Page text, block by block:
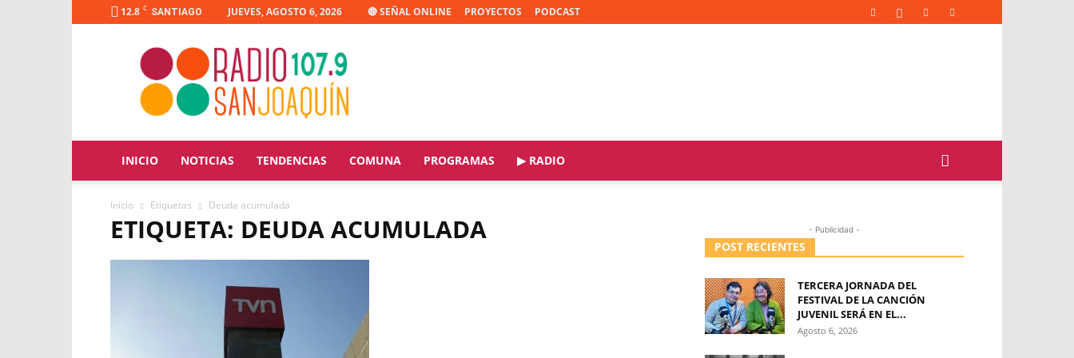
12.8 C SANTIAGO JUEVES, AGOSTO 6, 2026 🔴 SEÑAL ONLINE PROYECTOS PODCAST
Radio
Joaquín
INICIO NOTICIAS TENDENCIAS COMUNA PROGRAMAS ▶ RADIO
Inicio Etiquetas Deuda acumulada
ETIQUETA: DEUDA ACUMULADA - Publicidad -
POST RECIENTES
TERCERA JORNADA DEL
FESTIVAL DE LA CANCIÓN
JUVENIL SERÁ EN EL...
Agosto 6, 2026